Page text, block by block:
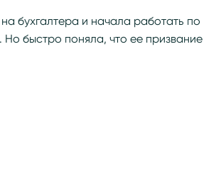
бухгалтера и начала работать по
Но быстро поняла, что ее призвание